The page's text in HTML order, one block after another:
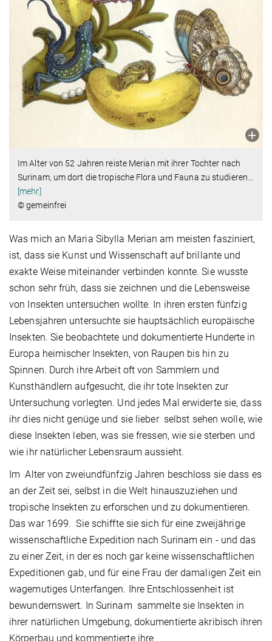
Im Alter von 52 Jahren reiste Merian mit ihrer Tochter nach
Surinam, um dort die tropische Flora und Fauna zu studieren
[mehr]
© gemeinfrei
Was mich an Maria Sibylla Merian am meisten fasziniert,
ist, dass sie Kunst und Wissenschaft auf brillante und
exakte Weise miteinander verbinden konnte. Sie wusste
schon sehr früh, dass sie zeichnen und die Lebensweise
von Insekten untersuchen wollte. In ihren ersten fünfzig
Lebensjahren untersuchte sie hauptsächlich europäische
Insekten. Sie beobachtete und dokumentierte Hunderte in
Europa heimischer Insekten, von Raupen bis hin zu
Spinnen. Durch ihre Arbeit oft von Sammlern und
Kunsthändlern aufgesucht, die ihr tote Insekten zur
Untersuchung vorlegten. Und jedes Mal erwiderte sie, dass
ihr dies nicht genüge und sie lieber selbst sehen wolle, wie
diese Insekten leben, was sie fressen, wie sie sterben und
wie ihr natürlicher Lebensraum aussieht.
Im Alter von zweiundfünfzig Jahren beschloss sie dass es
an der Zeit sei, selbst in die Welt hinauszuziehen und
tropische Insekten zu erforschen und zu dokumentieren.
Das war 1699. Sie schiffte sie sich für eine zweijährige
wissenschaftliche Expedition nach Surinam ein - und das
zu einer Zeit, in der es noch gar keine wissenschaftlichen
Expeditionen gab, und für eine Frau der damaligen Zeit ein
wagemutiges Unterfangen. Ihre Entschlossenheit ist
bewundernswert. In Surinam sammelte sie Insekten in
ihrer natürlichen Umgebung, dokumentierte akribisch ihren
Körperbau und kommentierte ihre